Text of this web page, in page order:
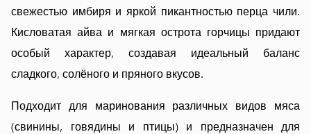
свежестью имбиря и яркой пикантностью перца чили.
Кисловатая айва и мягкая острота горчицы придают
особый характер, создавая идеальный баланс
сладкого, солёного и пряного вкусов.
Подходит для маринования различных видов мяса
(свинины, говядины и птицы) и предназначен для